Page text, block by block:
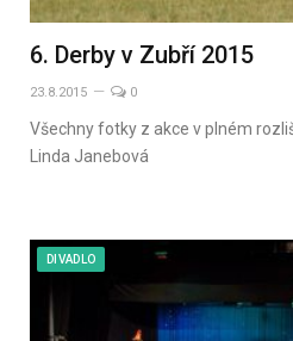
6. Derby v Zubří 2015
23.8.2015 0
Všechny fotky z akce v plném
Linda Janebová
DIVADLO